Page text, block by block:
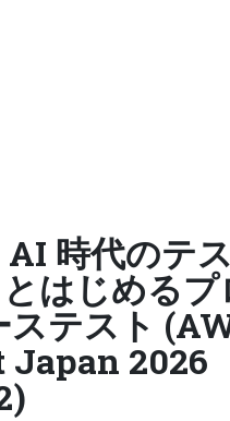
時代のテ
はじめるプ
ステスト
2026